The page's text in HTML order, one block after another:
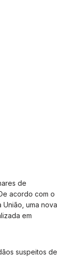
de
acordo com o
uma nova
em
suspeitos de